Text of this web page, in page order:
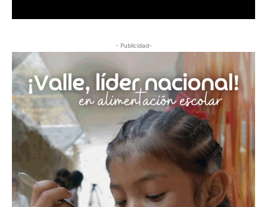
- Publicidad-